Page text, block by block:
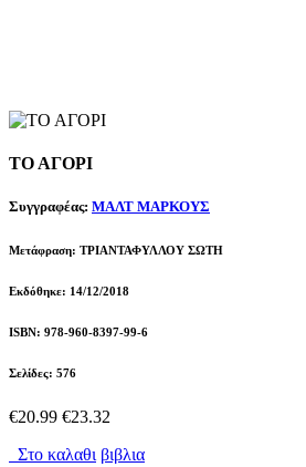
ΤΟ ΑΓΟΡΙ
Συγγραφέας: ΜΑΛΤ ΜΑΡΚΟΥΣ
Μετάφραση: ΤΡΙΑΝΤΑΦΥΛΛΟΥ ΣΩΤΗ
Εκδόθηκε: 14/12/2018
ISBN: 978-960-8397-99-6
Σελίδες: 576
€20.99 €23.32
Στο καλαθι βιβλια